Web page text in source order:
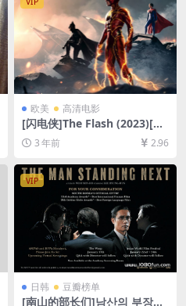
欧美 高清电影
[闪电侠]The Flash (2023)[百
度网盘+迅雷云盘资源1080P
超清未删减][MP4/9GB][中英
3 年前 2.96
VIP
日韩 豆瓣榜单
[南山的部长们]남산의 부장들